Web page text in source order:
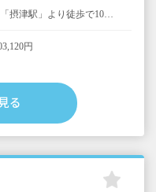
摂津駅」より徒歩で10分
転車通勤可
円
る